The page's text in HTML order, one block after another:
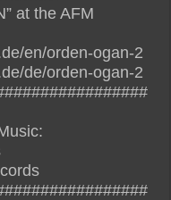
at the AFM
en/orden-ogan-2
de/orden-ogan-2